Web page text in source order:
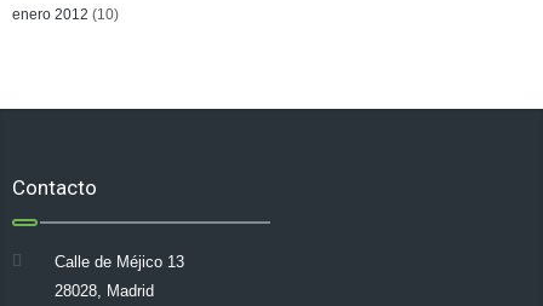
enero 2012 (10)
Contacto
Calle de Méjico 13
28028, Madrid